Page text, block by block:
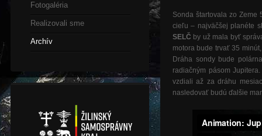
Fotogaléria
Realizovali sme
Archív
Sonda štartovala zo Zeme
cieľu – najväčšej planéte
SELČ by už mala byť
motora bude trvať 35
Dráha sondy bude
radiačným pásom
vzdiali až za dráhu
nasledovať budú ďalšie